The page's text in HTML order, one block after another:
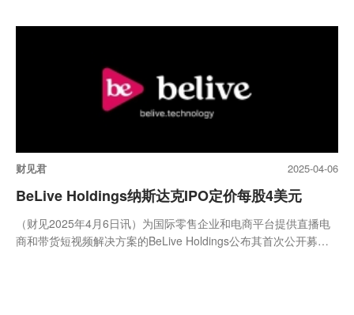
财见君 2025-04-06
BeLive Holdings纳斯达克IPO定价每股4美元
（财见2025年4月6日讯）为国际零售企业和电商平台提供直播电
商和带货短视频解决方案的BeLive Holdings公布其首次公开募股